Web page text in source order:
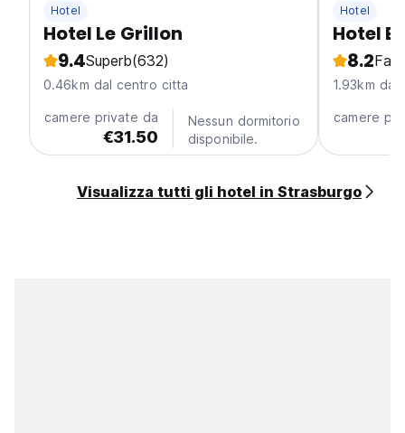
Hotel
Hotel Le Grillon
9.4Superb(632)
0.46km dal centro citta
camere private da
€31.50
Nessun dormitorio
disponibile.
Hotel
Hotel
8.2
1.93km
camere
Visualizza tutti gli hotel in Strasburgo